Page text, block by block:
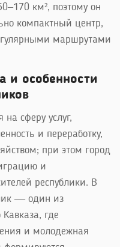
км², поэтому он
компактный центр,
маршрутами
и особенности
сферу услуг,
и переработку,
при этом город
и
республики. В
— один из
где
и молодежная